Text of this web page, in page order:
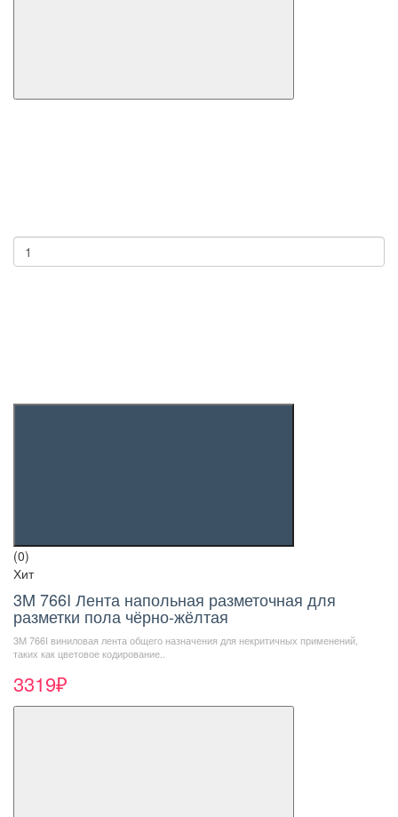
(0)
Хит
3M 766I Лента напольная разметочная для
разметки пола чёрно-жёлтая
3M 766I виниловая лента общего назначения для некритичных применений,
таких как цветовое кодирование..
3319₽